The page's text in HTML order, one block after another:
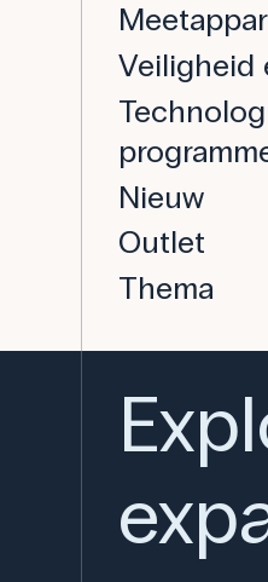
Veiligheid
Nieuw
Outlet
Thema